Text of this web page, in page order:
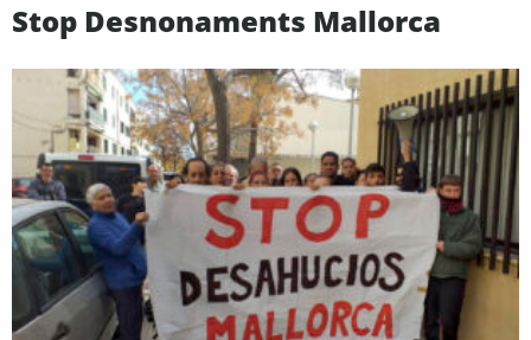
Stop Desnonaments Mallorca